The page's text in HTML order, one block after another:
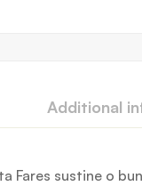
Additional
Fares sustine o